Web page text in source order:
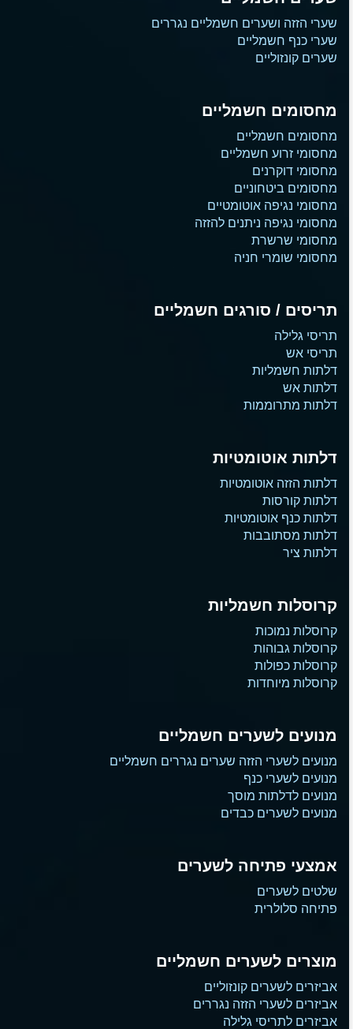
שערי הזזה ושערים חשמליים נגררים
שערי כנף חשמליים
שערים קונזוליים
מחסומים חשמליים
מחסומים חשמליים
מחסומי זרוע חשמליים
מחסומי דוקרנים
מחסומים ביטחוניים
מחסומי נגיפה אוטומטיים
מחסומי נגיפה ניתנים להזזה
מחסומי שרשרת
מחסומי שומרי חניה
תריסים / סורגים חשמליים
תריסי גלילה
תריסי אש
דלתות חשמליות
דלתות אש
דלתות מתרוממות
דלתות אוטומטיות
דלתות הזזה אוטומטיות
דלתות קורסות
דלתות כנף אוטומטיות
דלתות מסתובבות
דלתות ציר
קרוסלות חשמליות
קרוסלות נמוכות
קרוסלות גבוהות
קרוסלות כפולות
קרוסלות מיוחדות
מנועים לשערים חשמליים
מנועים לשערי הזזה שערים נגררים חשמליים
מנועים לשערי כנף
מנועים לדלתות מוסך
מנועים לשערים כבדים
אמצעי פתיחה לשערים
שלטים לשערים
פתיחה סלולרית
מוצרים לשערים חשמליים
אביזרים לשערים קונזוליים
אביזרים לשערי הזזה נגררים
אביזרים לתריסי גלילה